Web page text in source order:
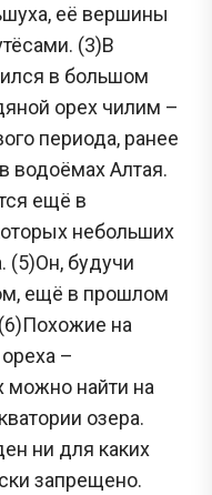
её вершины
(3)В
в большом
орех чилим –
периода, ранее
водоёмах Алтая.
ещё в
небольших
(5)Он, будучи
ещё в прошлом
на
–
можно найти на
озера.
ни для каких
запрещено.